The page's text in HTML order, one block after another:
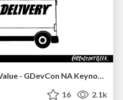
The Art of Delivering Value - GDevCon NA Keynote
16 2.1k